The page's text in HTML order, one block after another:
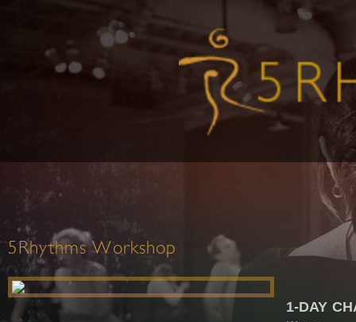
5Rhythms Workshop
1-DAY